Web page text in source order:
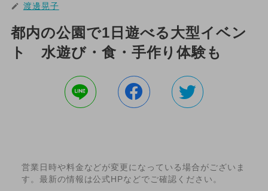
渡邊晃子
都内の公園で1日遊べる大型イベン
ト 水遊び・食・手作り体験も
営業日時や料金などが変更になっている場合がございま
す。最新の情報は公式HPなどでご確認ください。